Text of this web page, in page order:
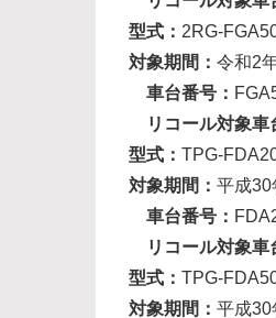
型式： 2RG-
対象期間： 令和2
車台番号：
リコール対象車
型式： TPG-
対象期間： 平成30
車台番号：
リコール対象車
型式： TPG-
対象期間： 平成30